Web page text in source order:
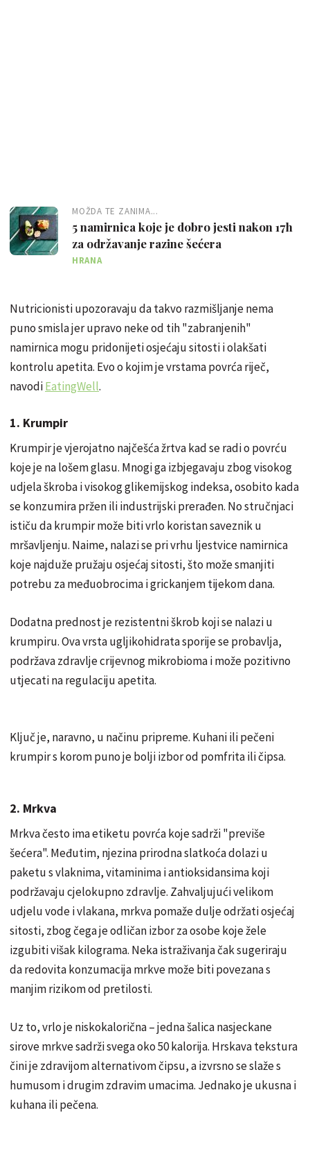
MOŽDA TE ZANIMA...
5 namirnica koje je dobro jesti nakon 17h
za održavanje razine šećera
HRANA
Nutricionisti upozoravaju da takvo razmišljanje nema
puno smisla jer upravo neke od tih "zabranjenih"
namirnica mogu pridonijeti osjećaju sitosti i olakšati
kontrolu apetita. Evo o kojim je vrstama povrća riječ,
navodiEatingWell.
1. Krumpir
Krumpir je vjerojatno najčešća žrtva kad se radi o povrću
koje je na lošem glasu. Mnogi ga izbjegavaju zbog visokog
udjela škroba i visokog glikemijskog indeksa, osobito kada
se konzumira pržen ili industrijski prerađen. No stručnjaci
ističu da krumpir može biti vrlo koristan saveznik u
mršavljenju. Naime, nalazi se pri vrhu ljestvice namirnica
koje najduže pružaju osjećaj sitosti, što može smanjiti
potrebu za međuobrocima i grickanjem tijekom dana.
Dodatna prednost je rezistentni škrob koji se nalazi u
krumpiru. Ova vrsta ugljikohidrata sporije se probavlja,
podržava zdravlje crijevnog mikrobioma i može pozitivno
utjecati na regulaciju apetita.
Ključ je, naravno, u načinu pripreme. Kuhani ili pečeni
krumpir s korom puno je bolji izbor od pomfrita ili čipsa.
2. Mrkva
Mrkva često ima etiketu povrća koje sadrži "previše
šećera". Međutim, njezina prirodna slatkoća dolazi u
paketu s vlaknima, vitaminima i antioksidansima koji
podržavaju cjelokupno zdravlje. Zahvaljujući velikom
udjelu vode i vlakana, mrkva pomaže dulje održati osjećaj
sitosti, zbog čega je odličan izbor za osobe koje žele
izgubiti višak kilograma. Neka istraživanja čak sugeriraju
da redovita konzumacija mrkve može biti povezana s
manjim rizikom od pretilosti.
Uz to, vrlo je niskokalorična – jedna šalica nasjeckane
sirove mrkve sadrži svega oko 50 kalorija. Hrskava tekstura
čini je zdravijom alternativom čipsu, a izvrsno se slaže s
humusom i drugim zdravim umacima. Jednako je ukusna i
kuhana ili pečena.